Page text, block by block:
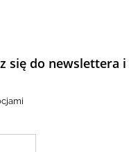
się do newslettera i